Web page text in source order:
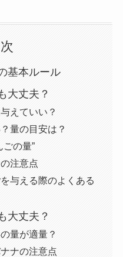
基本ルール
大丈夫？
えていい？
量の目安は？
ごの量”
注意点
与える際のよくある
大丈夫？
量が適量？
ナの注意点